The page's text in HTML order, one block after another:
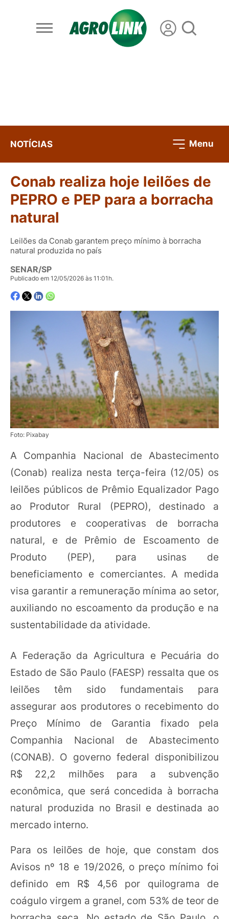
NOTÍCIAS Menu
Conab realiza hoje leilões de
PEPRO e PEP para a borracha
natural
Leilões da Conab garantem preço mínimo à borracha
natural produzida no país
SENAR/SP
Publicado em 12/05/2026 às 11:01h.
Foto: Pixabay
A Companhia Nacional de Abastecimento
(Conab) realiza nesta terça-feira (12/05) os
leilões públicos de Prêmio Equalizador Pago
ao Produtor Rural (PEPRO), destinado a
produtores e cooperativas de borracha
natural, e de Prêmio de Escoamento de
Produto (PEP), para usinas de
beneficiamento e comerciantes. A medida
visa garantir a remuneração mínima ao setor,
auxiliando no escoamento da produção e na
sustentabilidade da atividade.
A Federação da Agricultura e Pecuária do
Estado de São Paulo (FAESP) ressalta que os
leilões têm sido fundamentais para
assegurar aos produtores o recebimento do
Preço Mínimo de Garantia fixado pela
Companhia Nacional de Abastecimento
(CONAB). O governo federal disponibilizou
R$ 22,2 milhões para a subvenção
econômica, que será concedida à borracha
natural produzida no Brasil e destinada ao
mercado interno.
Para os leilões de hoje, que constam dos
Avisos nº 18 e 19/2026, o preço mínimo foi
definido em R$ 4,56 por quilograma de
coágulo virgem a granel, com 53% de teor de